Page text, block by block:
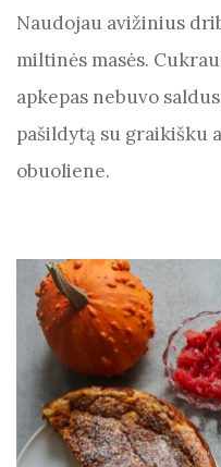
Naudojau avižinius
miltinės masės.
apkepas nebuvo
pašildytą su graikišku
obuoliene.